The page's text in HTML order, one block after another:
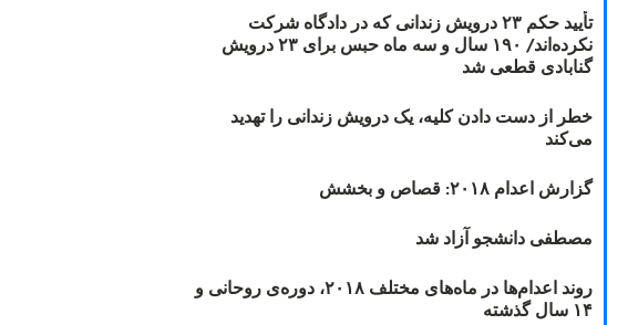
تأیید حکم ۲۳ درویش زندانی که در دادگاه شرکت
نکرده‌اند/ ۱۹۰ سال و سه ماه حبس برای ۲۳ درویش
گنابادی قطعی شد
خطر از دست دادن کلیه، یک درویش زندانی را تهدید
می‌کند
گزارش اعدام ۲۰۱۸: قصاص و بخشش
مصطفی دانشجو آزاد شد
روند اعدام‌ها در ماه‌های مختلف ۲۰۱۸، دوره‌ی روحانی و
۱۴ سال گذشته